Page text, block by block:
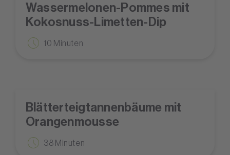
Wassermelonen-Pommes mit
Kokosnuss-Limetten-Dip
10 Minuten
Blätterteigtannenbäume mit
Orangenmousse
38 Minuten